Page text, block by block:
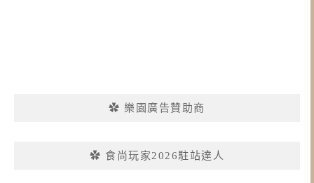
✿ 樂園廣告贊助商
✿ 食尚玩家2026駐站達人